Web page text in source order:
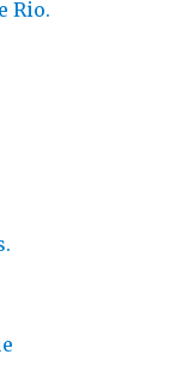
Rio.